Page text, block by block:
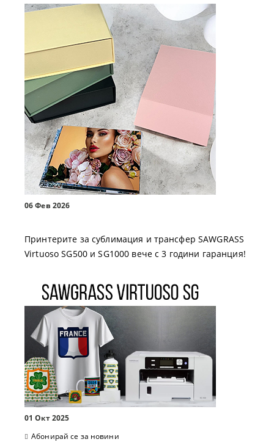
06 Фев 2026
Принтерите за сублимация и трансфер SAWGRASS
Virtuoso SG500 и SG1000 вече с 3 години гаранция!
01 Окт 2025
Абонирай се за новини